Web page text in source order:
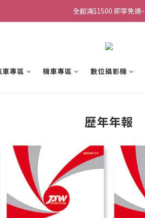
全館滿$1500 即享免運~
車專區 機車專區 數位攝影機
歷年年報